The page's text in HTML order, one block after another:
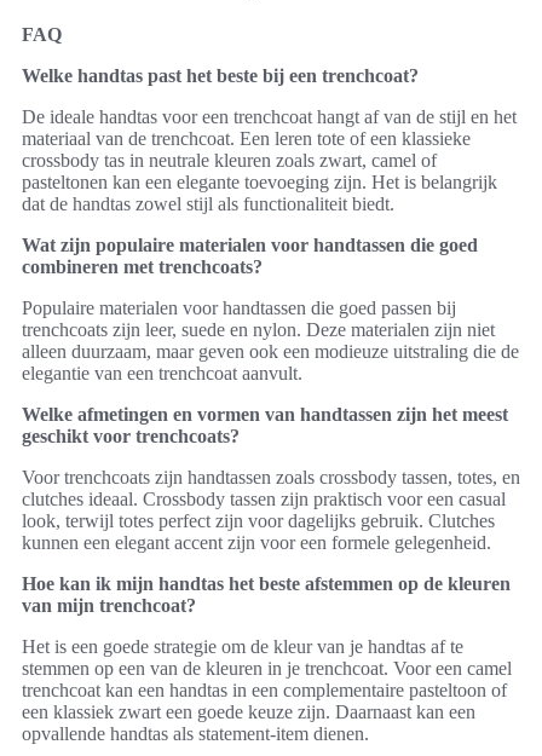
FAQ
Welke handtas past het beste bij een trenchcoat?
De ideale handtas voor een trenchcoat hangt af van de stijl en het
materiaal van de trenchcoat. Een leren tote of een klassieke
crossbody tas in neutrale kleuren zoals zwart, camel of
pasteltonen kan een elegante toevoeging zijn. Het is belangrijk
dat de handtas zowel stijl als functionaliteit biedt.
Wat zijn populaire materialen voor handtassen die goed
combineren met trenchcoats?
Populaire materialen voor handtassen die goed passen bij
trenchcoats zijn leer, suede en nylon. Deze materialen zijn niet
alleen duurzaam, maar geven ook een modieuze uitstraling die de
elegantie van een trenchcoat aanvult.
Welke afmetingen en vormen van handtassen zijn het meest
geschikt voor trenchcoats?
Voor trenchcoats zijn handtassen zoals crossbody tassen, totes, en
clutches ideaal. Crossbody tassen zijn praktisch voor een casual
look, terwijl totes perfect zijn voor dagelijks gebruik. Clutches
kunnen een elegant accent zijn voor een formele gelegenheid.
Hoe kan ik mijn handtas het beste afstemmen op de kleuren
van mijn trenchcoat?
Het is een goede strategie om de kleur van je handtas af te
stemmen op een van de kleuren in je trenchcoat. Voor een camel
trenchcoat kan een handtas in een complementaire pasteltoon of
een klassiek zwart een goede keuze zijn. Daarnaast kan een
opvallende handtas als statement-item dienen.